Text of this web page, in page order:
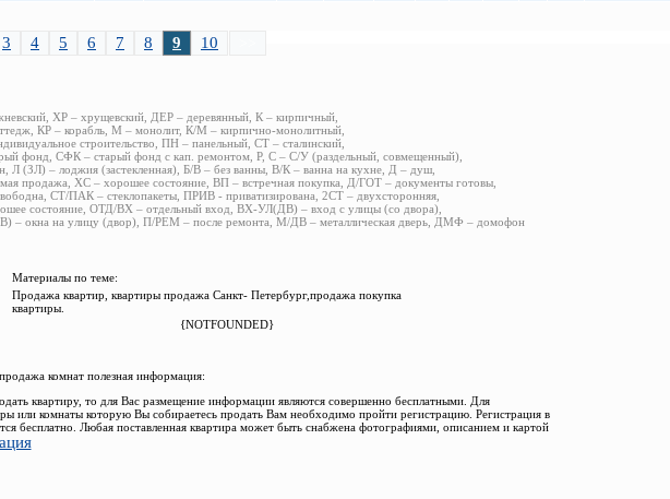
3 4 5 6 7 8 9 10
ХР – хрущевский, ДЕР – деревянный, К – кирпичный,
КР – корабль, М – монолит, К/М – кирпично-монолитный,
строительство, ПН – панельный, СТ – сталинский,
фонд, СФК – старый фонд с кап. ремонтом, Р, С – С/У (раздельный, совмещенный),
Л (ЗЛ) – лоджия (застекленная), Б/В – без ванны, В/К – ванна на кухне, Д – душ,
продажа, ХС – хорошее состояние, ВП – встречная покупка, Д/ГОТ – документы готовы,
СТ/ПАК – стеклопакеты, ПРИВ - приватизирована, 2СТ – двухсторонняя,
состояние, ОТД/ВХ – отдельный вход, ВХ-УЛ(ДВ) – вход с улицы (со двора),
– окна на улицу (двор), П/РЕМ – после ремонта, М/ДВ – металлическая дверь, ДМФ – домофон
Материалы по теме:
Продажа квартир, квартиры продажа Санкт- Петербург,продажа покупка
квартиры.
{NOTFOUNDED}
комнат полезная информация:
квартиру, то для Вас размещение информации являются совершенно бесплатными. Для
или комнаты которую Вы собираетесь продать Вам необходимо пройти регистрацию. Регистрация в
бесплатно. Любая поставленная квартира может быть снабжена фотографиями, описанием и картой